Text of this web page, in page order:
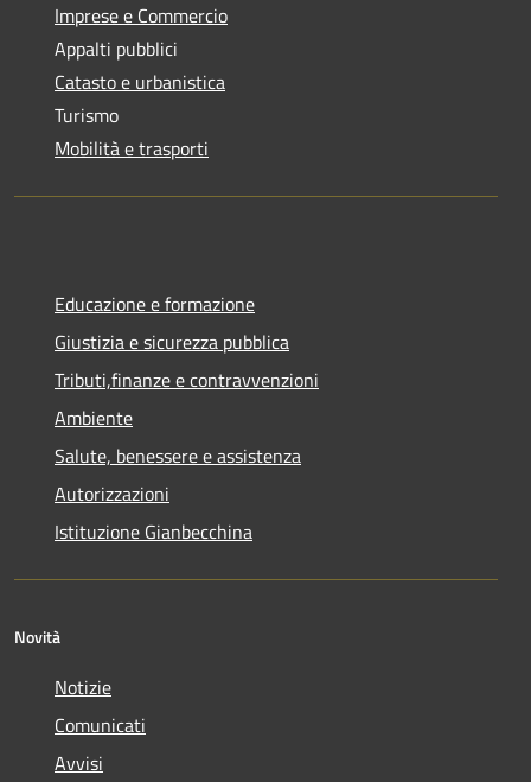
Imprese e Commercio
Appalti pubblici
Catasto e urbanistica
Turismo
Mobilità e trasporti
Educazione e formazione
Giustizia e sicurezza pubblica
Tributi,finanze e contravvenzioni
Ambiente
Salute, benessere e assistenza
Autorizzazioni
Istituzione Gianbecchina
Novità
Notizie
Comunicati
Avvisi